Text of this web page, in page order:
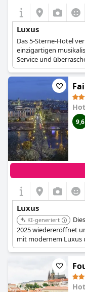
Luxus
Das 5-Sterne-Hotel
einzigartigen
Service und
9,6
Luxus
KI-generiert
2025 wiedereröffnet
mit modernem Luxus
gastronomische
mit Panoramablick,
Innen-/Außenpool,
Fairmont Gold-
Lounge.